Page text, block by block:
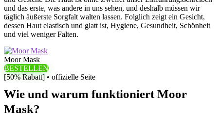
und das erste, was andere in uns sehen, und deshalb müssen wir
täglich äußerste Sorgfalt walten lassen. Folglich zeigt ein Gesicht,
dessen Haut elastisch und glatt ist, Hygiene, Gesundheit, Schönheit
und viel weniger Falten.
Moor Mask
BESTELLEN
[50% Rabatt] • offizielle Seite
Wie und warum funktioniert Moor
Mask?